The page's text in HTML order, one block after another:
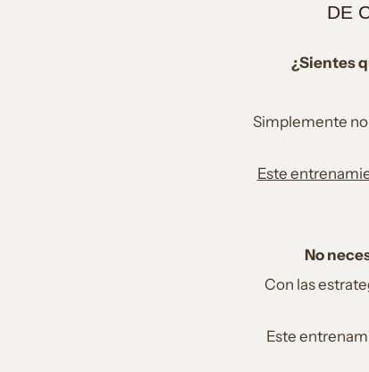
DE
¿Sientes
Simplemente
Este
No
Con las
Este